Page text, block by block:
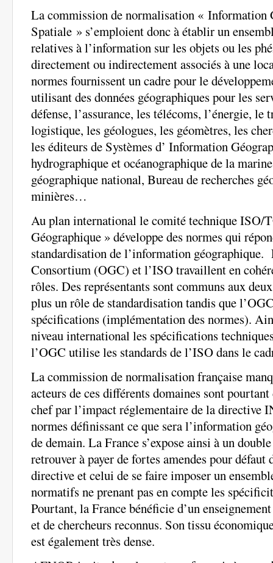
La commission de normalisation « Information
Spatiale » s’emploient donc à établir un
relatives à l’information sur les objets ou les
directement ou indirectement associés à une
normes fournissent un cadre pour le
utilisant des données géographiques pour les
défense, l’assurance, les télécoms, l’énergie, le
logistique, les géologues, les géomètres, les
les éditeurs de Systèmes d’ Information
hydrographique et océanographique de la
géographique national, Bureau de recherches
minières…
Au plan international le comité technique ISO/
Géographique » développe des normes qui
standardisation de l’information géographique.
Consortium (OGC) et l’ISO travaillent en
rôles. Des représentants sont communs aux
plus un rôle de standardisation tandis que
spécifications (implémentation des normes).
niveau international les spécifications
l’OGC utilise les standards de l’ISO dans le
La commission de normalisation française
acteurs de ces différents domaines sont
chef par l’impact réglementaire de la directive
normes définissant ce que sera l’information
de demain. La France s’expose ainsi à un
retrouver à payer de fortes amendes pour défaut
directive et celui de se faire imposer un
normatifs ne prenant pas en compte les
Pourtant, la France bénéficie d’un
et de chercheurs reconnus. Son tissu
est également très dense.